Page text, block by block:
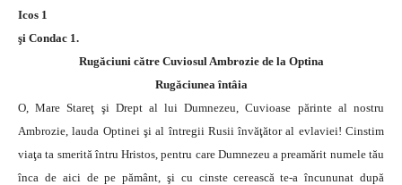
Icos 1
şi Condac 1.
Rugăciuni către Cuviosul Ambrozie de la Optina
Rugăciunea întâia
O, Mare Stareţ şi Drept al lui Dumnezeu, Cuvioase părinte al nostru
Ambrozie, lauda Optinei şi al întregii Rusii învăţător al evlaviei! Cinstim
viaţa ta smerită întru Hristos, pentru care Dumnezeu a preamărit numele tău
înca de aici de pe pământ, şi cu cinste cerească te-a încununat după